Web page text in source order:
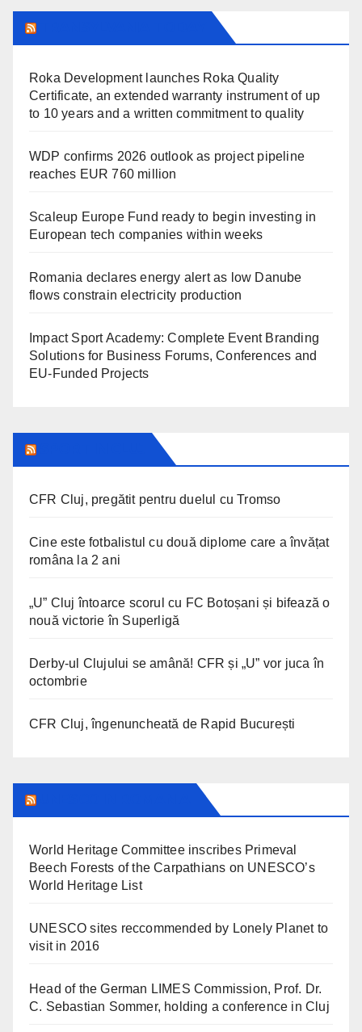
Roka Development launches Roka Quality
Certificate, an extended warranty instrument of up
to 10 years and a written commitment to quality
WDP confirms 2026 outlook as project pipeline
reaches EUR 760 million
Scaleup Europe Fund ready to begin investing in
European tech companies within weeks
Romania declares energy alert as low Danube
flows constrain electricity production
Impact Sport Academy: Complete Event Branding
Solutions for Business Forums, Conferences and
EU-Funded Projects
CFR Cluj, pregătit pentru duelul cu Tromso
Cine este fotbalistul cu două diplome care a învățat
româna la 2 ani
„U” Cluj întoarce scorul cu FC Botoșani și bifează o
nouă victorie în Superligă
Derby-ul Clujului se amână! CFR și „U” vor juca în
octombrie
CFR Cluj, îngenuncheată de Rapid București
World Heritage Committee inscribes Primeval
Beech Forests of the Carpathians on UNESCO’s
World Heritage List
UNESCO sites reccommended by Lonely Planet to
visit in 2016
Head of the German LIMES Commission, Prof. Dr.
C. Sebastian Sommer, holding a conference in Cluj